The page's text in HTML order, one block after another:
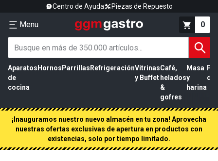
Centro de Ayuda Piezas de Repuesto
Menu 0
Aparatos
de
cocina
Hornos Parrillas RefrigeraciónVitrinas
y Buffet
Café,
helados
&
gofres
Masa
y
harina
de
¡Inauguramos nuestro nuevo almacén en tu zona! Aprovecha
nuestras ofertas exclusivas de apertura en productos con
existencias, solo por tiempo limitado.